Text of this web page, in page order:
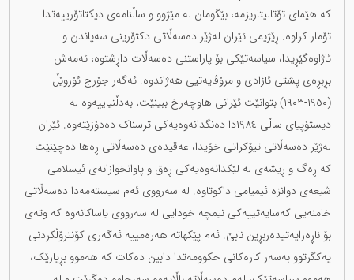
کە هێمای تۆتالیتاریزمە، بێگومان لە مێژوو و ساڵنامەی دیکتاتۆرییەتدا
تۆمار کراوە. ڕێژیمی ئێران لەژێر دەسەڵاتی دکتۆرینی سەپاندن و
ئاژاوەگێڕیدا، سیاسەتێکی بۆ پاراستنی دەسەڵات داڕشتوە، ئەمەش
بڕبڕەی پشتی ئازادی و مرۆڤایەتیی هەژاندوە. ئەگەر جۆرج ئۆروێڵ
(١٩٥٠-١٩٠٣) بتوانێت ئێرانی هاوچەرخ ببینێت، بەدڵنیاییەوە لە
دیستۆپیای ساڵی ١٩٨٤دا دەنگدانەوەیەکی ترسناک دەدۆزێتەوە. ئێران
لەژێر دەسەڵاتی تیۆکراتی خۆیدا، عەقیدەی دەسەڵاتی ڕەها دەچێنێت
کە ڕەگ و ڕیشەی لە لێکدانەوەیەکی ڕەق و پاوانخوازانەی ئیسلامی
شیعەی دوانزە ئیمیامی داکوتاوە. لە سەرووی ئەم سیستەمەدا دەسەڵاتی
خامنەیی کەسایەتییەکی نیمچە خودایی لە سەرووی یاساکانەوە کە وتەی
بۆ ناڕەزایەتیدەربڕین نابێ. ئەم پێکهاتە هەرەمییە ئەگەری کۆنترۆڵکردنی
یەکگرتوو بەسەر کارەکانی حکوومەتدا دابین دەکات کە هەموو بڕیارێک،